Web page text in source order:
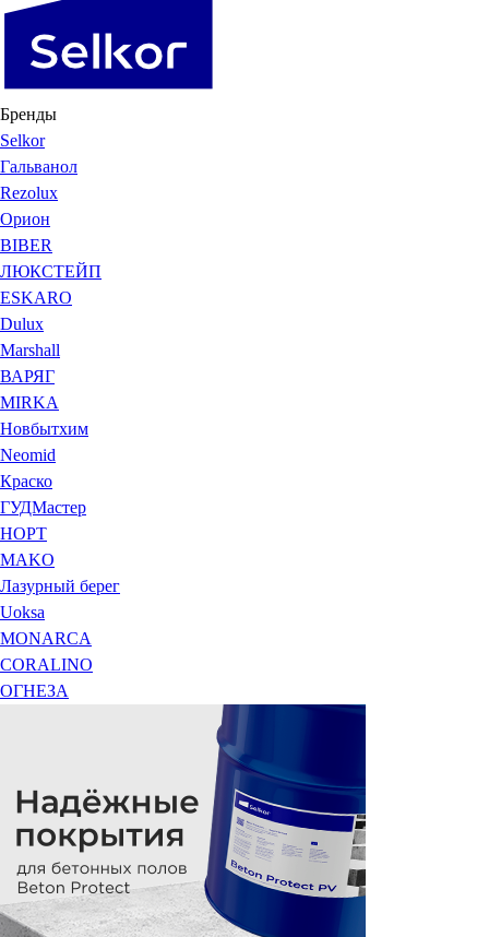
Бренды
Selkor
Гальванол
Rezolux
Орион
BIBER
ЛЮКСТЕЙП
ESKARO
Dulux
Marshall
ВАРЯГ
MIRKA
Новбытхим
Neomid
Краско
ГУДМастер
НОРТ
MAKO
Лазурный берег
Uoksa
MONARCA
CORALINO
ОГНЕЗА